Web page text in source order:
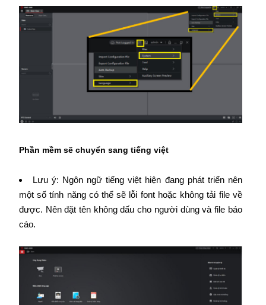
Phần mềm sẽ chuyển sang tiếng việt
Lưu ý: Ngôn ngữ tiếng việt hiện đang phát triển nên
một số tính năng có thể sẽ lỗi font hoặc không tải file về
được. Nên đặt tên không dấu cho người dùng và file báo
cáo.